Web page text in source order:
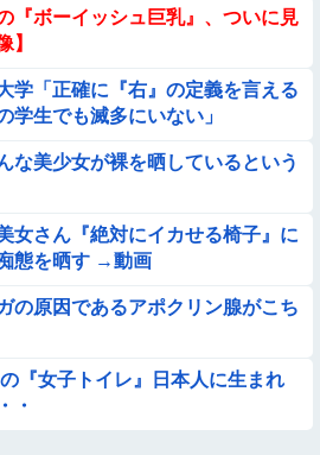
美味い食べ物はこれな、試してみ
ト？・・・60㎝だよ！」
女と付き合えますかｗｗｗｗｗｗｗ
主の『レズプレイ』を見てドン引
魚さん、金平糖みたいでカワイイｗ
美少女「どうしたん？おっぱい揉
可愛すぎると話題にｗｗｗｗｗｗｗ
『ボーイッシュ巨乳』、ついに見
】
学「正確に『右』の定義を言える
学生でも滅多にいない」
な美少女が裸を晒しているという
女さん『絶対にイカせる椅子』に
態を晒す →動画
の原因であるアポクリン腺がこち
の『女子トイレ』日本人に生まれ
・